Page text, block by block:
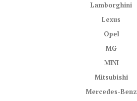
Lamborghini
Lexus
Opel
MG
MINI
Mitsubishi
Mercedes-Benz